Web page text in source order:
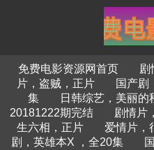
免费电影资源网首页 剧
片，盗贼，正片
国产剧
集
日韩综艺，美丽
20181222期完结
剧情片
生六相，正片
爱情片，
剧，英雄本X ，全20集